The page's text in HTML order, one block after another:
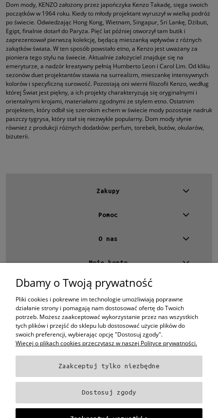
Dom mody, KENZO założony przez japończyka Kenzo Takadę, sięga swoich
początków w 1964 roku. Kiedy to młody projektant wyruszył w wielką podróż
po świecie. Odwiedzając Hong Kong, Wietnam, Singapur, Sri Lankę, Dżibuti,
Egipt, finalnie dotarł do Paryża. Pięć lat później otworzył tam butik i
zaprezentował pierwszą kolekcję, będącą mieszanką wpływów z różnych
zakątków świata. W ten sposób powstało etno, a Kenzo jest uważany za
pioniera tego stylu na świecie. Aktualnie założyciel znajduje się na
emeryturze, a nadzór kreatywny pełnią Humberto Leon i Carol Lim. Od kliku
sezonów duet projektantów stawia na surrealizm, mieszankę intensywnych
kolorów i specyficzną surowość. Pozostają oni wierni filozofii Kenzo, według
której Świat jest piękny, a ich projekty charakteryzują się oryginalnymi i
orientalnymi krojami, materiałami zgodnymi ze stylem etno. Ostatnim
projektem, który odbił się szerokim echem w świecie mody pozostaje nadruk
paszczy tygrysa, który stał się niezwykle popularny. Dom mody słynie
również z produkcji różnych dodatków: perfum, torebek, butów, okularów,
biżuterii.
Zakupy
Pomoc
O nas
Moje konto
Kontakt
4 EYES OPTYKA -
optyk Warszawa
ul.Chmielna 4
00-020 Warszawa
woj. mazowieckie
+48 696 015 670
sklep@4eyes.pl
Oprawki i okulary Ray-BanOprawki i okulary PersolOprawki i okulary Polo
Oprawki i okulary Tom Ford Oprawki i okulary Miu Miu
Oprawki i okulary Prada
Oprawki i okulary Ray-Ban Aviator
Oprawki i okulary DiorOprawki i okulary Oliver PeoplesOprawki i okulary
Oprawki i okulary Fendi Oprawki i okulary Celine
Dbamy o Twoją prywatność
Pliki cookies i pokrewne im technologie umożliwiają poprawne
działanie strony i pomagają nam dostosować ofertę do Twoich
potrzeb. Możesz zaakceptować wykorzystanie przez nas wszystkich
tych plików i przejść do sklepu lub dostosować użycie plików do
swoich preferencji, wybierając opcję "Dostosuj zgody".
Więcej o plikach cookies przeczytasz w naszej Polityce prywatności.
Zaakceptuj tylko niezbędne
Dostosuj zgody